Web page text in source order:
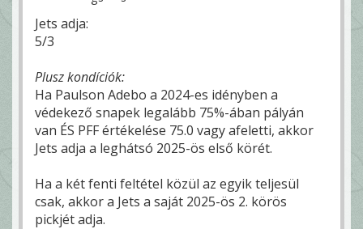
Jets adja:
5/3
Plusz kondíciók:
Ha Paulson Adebo a 2024-es idényben a
védekező snapek legalább 75%-ában pályán
van ÉS PFF értékelése 75.0 vagy afeletti, akkor
Jets adja a leghátsó 2025-ös első körét.
Ha a két fenti feltétel közül az egyik teljesül
csak, akkor a Jets a saját 2025-ös 2. körös
pickjét adja.